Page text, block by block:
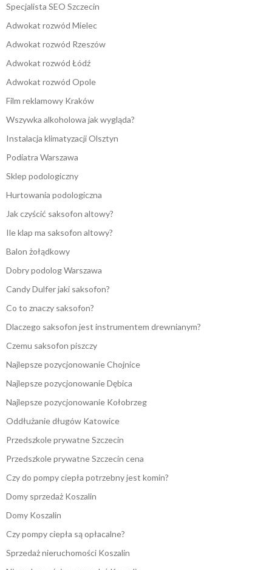
Specjalista SEO Szczecin
Adwokat rozwód Mielec
Adwokat rozwód Rzeszów
Adwokat rozwód Łódź
Adwokat rozwód Opole
Film reklamowy Kraków
Wszywka alkoholowa jak wygląda?
Instalacja klimatyzacji Olsztyn
Podiatra Warszawa
Sklep podologiczny
Hurtowania podologiczna
Jak czyścić saksofon altowy?
Ile klap ma saksofon altowy?
Balon żołądkowy
Dobry podolog Warszawa
Candy Dulfer jaki saksofon?
Co to znaczy saksofon?
Dlaczego saksofon jest instrumentem drewnianym?
Czemu saksofon piszczy
Najlepsze pozycjonowanie Chojnice
Najlepsze pozycjonowanie Dębica
Najlepsze pozycjonowanie Kołobrzeg
Oddłużanie długów Katowice
Przedszkole prywatne Szczecin
Przedszkole prywatne Szczecin cena
Czy do pompy ciepła potrzebny jest komin?
Domy sprzedaż Koszalin
Domy Koszalin
Czy pompy ciepła są opłacalne?
Sprzedaż nieruchomości Koszalin